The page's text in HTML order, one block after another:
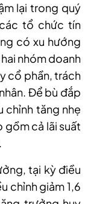
lại trong quý
tổ chức tín
có xu hướng
nhóm doanh
cổ phần, trách
Để bù đắp
chỉnh tăng nhẹ
gồm cả lãi suất
tại kỳ điều
chỉnh giảm 1,6